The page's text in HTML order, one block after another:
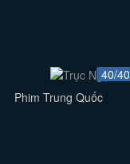
40/40
Phim Trung Quốc